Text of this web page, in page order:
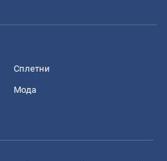
Сплетни
Мода